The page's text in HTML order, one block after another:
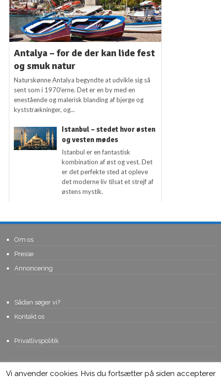
Antalya – for de der kan lide fest
og smuk natur
Naturskønne Antalya begyndte at udvikle sig så
sent som i 1970’erne. Det er en by med en
enestående og malerisk blanding af bjerge og
kyststrækninger, og...
Istanbul – stedet hvor østen
og vesten mødes
Istanbul er en fantastisk
kombination af øst og vest. Det
er det perfekte sted at opleve
det moderne liv tilsat et strejf af
østens mystik.
Om os
Presse
Annoncering
Sådan søger vi?
Kontakt os
Privatlivspolitik
© Copyright 2015, Viviro.com ApS- Alle rettigheder forbeholdes. Vi
Vi anvender cookies. Hvis du fortsætter på siden accepterer